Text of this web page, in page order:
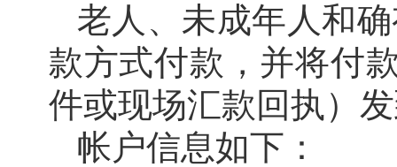
老人、未成年人和
款方式付款，并将付
件或现场汇款回执）发
帐户信息如下：